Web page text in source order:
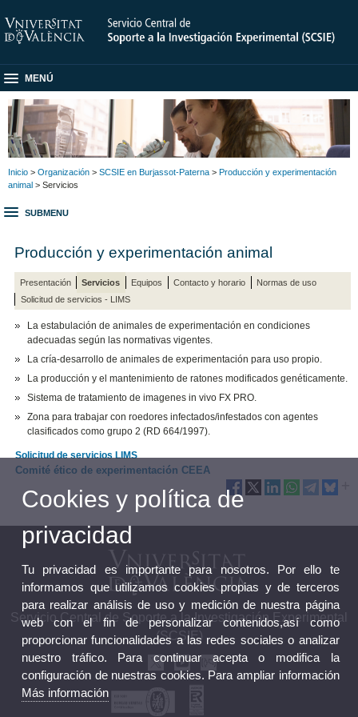
MENÚ
Inicio > Organización > SCSIE en Burjassot-Paterna > Producción y experimentación
animal > Servicios
SUBMENU
Producción y experimentación animal
Presentación Servicios Equipos Contacto y horario
Normas de uso
Solicitud de servicios - LIMS
La estabulación de animales de experimentación en condiciones
adecuadas según las normativas vigentes.
La cría-desarrollo de animales de experimentación para uso propio.
La producción y el mantenimiento de ratones modificados genéticamente.
Sistema de tratamiento de imagenes in vivo FX PRO.
Zona para trabajar con roedores infectados/infestados con agentes
clasificados como grupo 2 (RD 664/1997).
Solicitud de servicios LIMS
Comité ético de experimentación CEEA
Servicio Central de Soporte a la Investigación Experimental
(SCSIE)
Cookies y política de
privacidad
Tu privacidad es importante para nosotros. Por ello te
informamos que utilizamos cookies propias y de terceros
para realizar análisis de uso y medición de nuestra página
web con el fin de personalizar contenidos,así como
proporcionar funcionalidades a las redes sociales o analizar
nuestro tráfico. Para continuar acepta o modifica la
configuración de nuestras cookies. Para ampliar información
Más información